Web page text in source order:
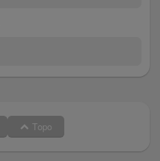
Topo